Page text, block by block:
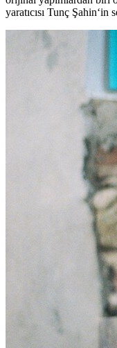
yaratıcısı Tunç Şahin‘in